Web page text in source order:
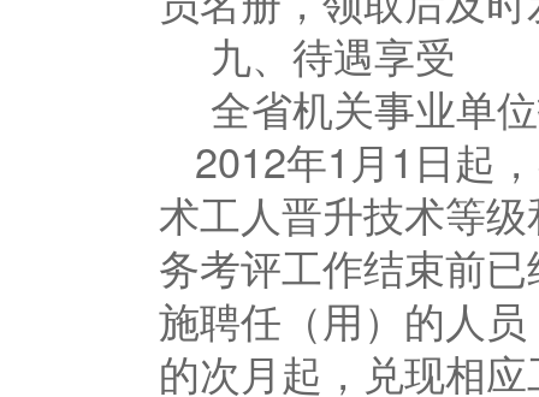
九、待遇享受
全省机关事业单
2012年1月1日起
术工人晋升技术等
务考评工作结束前
施聘任（用）的人
的次月起，兑现相